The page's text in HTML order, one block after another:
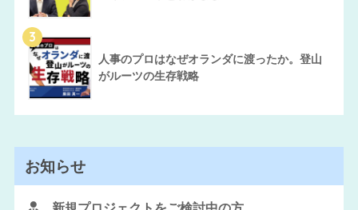
3
人事のプロはなぜオランダに渡ったか。登山
がルーツの生存戦略
お知らせ